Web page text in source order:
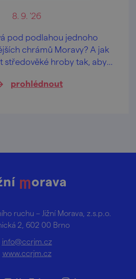
8. 9. '26
pod podlahou jednoho
chrámů Moravy? A jak
středověké hroby tak, aby
požadavky?
prohlédnout
ruchu – Jižní Morava, z.s.p.o.
2, 602 00 Brno
info@ccrjm.cz
www.ccrjm.cz